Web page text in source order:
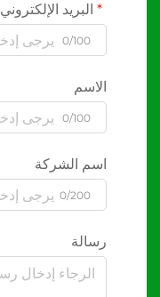
البريد الإلكتروني
0/100
الاسم
0/100
اسم الشركة
0/200
رسالة